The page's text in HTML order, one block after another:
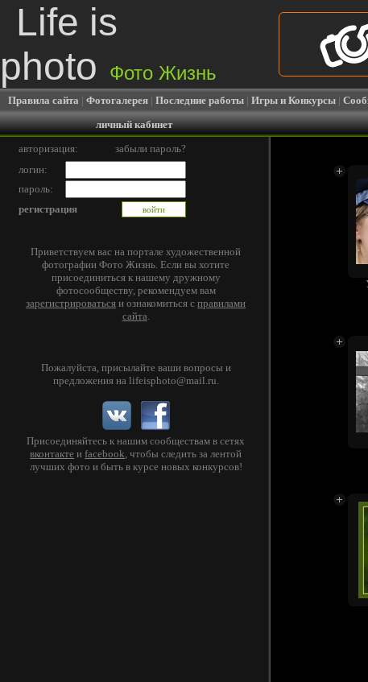
Life is
photo
Фото Жизнь
Правила сайта | Фотогалерея | Последние работы | Игры и Конкурсы |
личный кабинет
авторизация:
забыли пароль?
логин:
пароль:
регистрация
Приветствуем вас на портале художественной
фотографии Фото Жизнь. Если вы хотите
присоединиться к нашему дружному
фотосообществу, рекомендуем вам
зарегистрироваться и ознакомиться справилами
сайта.
Пожалуйста, присылайте ваши вопросы и
предложения на lifeisphoto@mail.ru.
Присоединяйтесь к нашим сообществам в сетях
вконтакте иfacebook, чтобы следить за лентой
лучших фото и быть в курсе новых конкурсов!